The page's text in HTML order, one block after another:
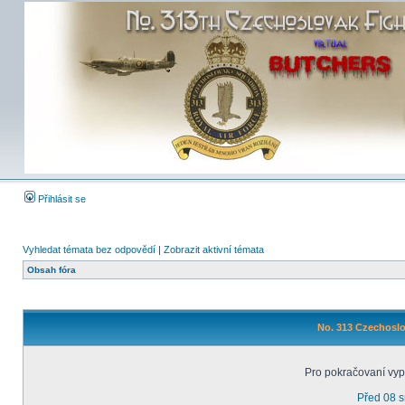
Přihlásit se
Vyhledat témata bez odpovědí | Zobrazit aktivní témata
Obsah fóra
No. 313
Pro pokračovaní
Před 08